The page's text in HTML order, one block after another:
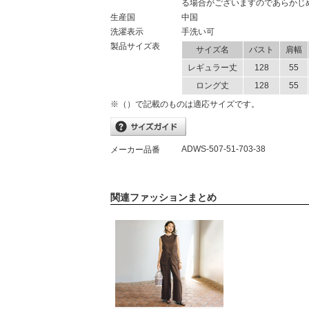
る場合がございますのであらかじ
生産国
中国
洗濯表示
手洗い可
製品サイズ表
サイズ名 バスト 肩幅
レギュラー丈
128 55
ロング丈
128 55
※（）で記載のものは適応サイズです。
メーカー品番 ADWS-507-51-703-38
関連ファッションまとめ